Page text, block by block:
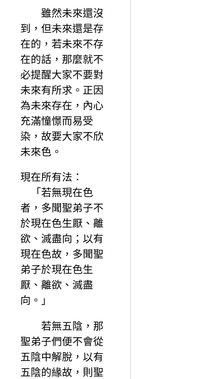
雖然未來還沒
到，但未來還是存
在的，若未來不存
在的話，那麼就不
必提醒大家不要對
未來有所求。正因
為未來存在，內心
充滿憧憬而易受
染，故要大家不欣
未來色。
現在所有法：
「若無現在色
者，多聞聖弟子不
於現在色生厭、離
欲、滅盡向；以有
現在色故，多聞聖
弟子於現在色生
厭、離欲、滅盡
向。」
若無五陰，那
聖弟子們便不會從
五陰中解脫，以有
五陰的緣故，則聖